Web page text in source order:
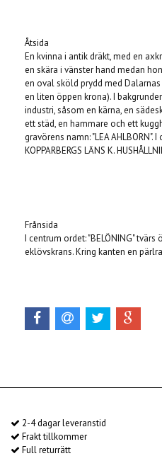
Åtsida
En kvinna i antik dräkt, med en
en skära i vänster hand medan
en oval sköld prydd med
en liten öppen krona). I
industri, såsom en kärna, en
ett städ, en hammare och ett
gravörens namn: "LEA AHLBORN".
KOPPARBERGS LÄNS K.
Frånsida
I centrum ordet: "BELÖNING"
eklövskrans. Kring kanten en
2-4 dagar leveranstid
Frakt tillkommer
Full returrätt